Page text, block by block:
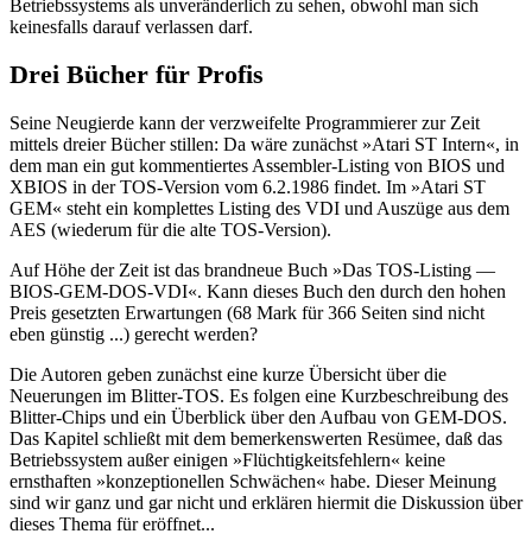
Betriebssystems als unveränderlich zu sehen, obwohl man sich
keinesfalls darauf verlassen darf.
Drei Bücher für Profis
Seine Neugierde kann der verzweifelte Programmierer zur Zeit
mittels dreier Bücher stillen: Da wäre zunächst »Atari ST Intern«, in
dem man ein gut kommentiertes Assembler-Listing von BIOS und
XBIOS in der TOS-Version vom 6.2.1986 findet. Im »Atari ST
GEM« steht ein komplettes Listing des VDI und Auszüge aus dem
AES (wiederum für die alte TOS-Version).
Auf Höhe der Zeit ist das brandneue Buch »Das TOS-Listing —
BIOS-GEM-DOS-VDI«. Kann dieses Buch den durch den hohen
Preis gesetzten Erwartungen (68 Mark für 366 Seiten sind nicht
eben günstig ...) gerecht werden?
Die Autoren geben zunächst eine kurze Übersicht über die
Neuerungen im Blitter-TOS. Es folgen eine Kurzbeschreibung des
Blitter-Chips und ein Überblick über den Aufbau von GEM-DOS.
Das Kapitel schließt mit dem bemerkenswerten Resümee, daß das
Betriebssystem außer einigen »Flüchtigkeitsfehlern« keine
ernsthaften »konzeptionellen Schwächen« habe. Dieser Meinung
sind wir ganz und gar nicht und erklären hiermit die Diskussion über
dieses Thema für eröffnet...